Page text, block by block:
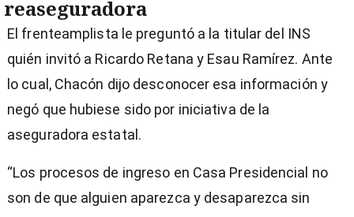
reaseguradora
El frenteamplista le preguntó a la titular del INS
quién invitó a Ricardo Retana y Esau Ramírez. Ante
lo cual, Chacón dijo desconocer esa información y
negó que hubiese sido por iniciativa de la
aseguradora estatal.
“Los procesos de ingreso en Casa Presidencial no
son de que alguien aparezca y desaparezca sin